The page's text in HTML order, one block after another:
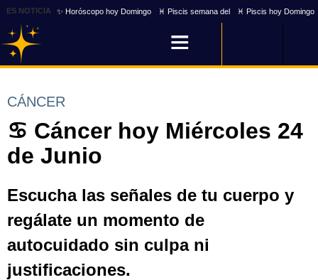
ES NOTICIA ✨ Horóscopo hoy Domingo ♓ Piscis semana del ♓ Piscis hoy Domingo
CÁNCER
♋ Cáncer hoy Miércoles 24
de Junio
Escucha las señales de tu cuerpo y
regálate un momento de
autocuidado sin culpa ni
justificaciones.